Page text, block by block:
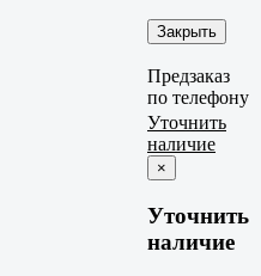
Закрыть
Предзаказ
по телефону
Уточнить
наличие
×
Уточнить
наличие